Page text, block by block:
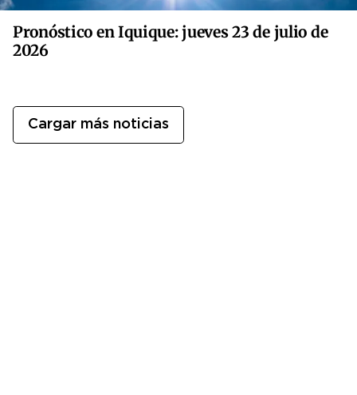
Pronóstico en Iquique: jueves 23 de julio de
2026
Cargar más noticias